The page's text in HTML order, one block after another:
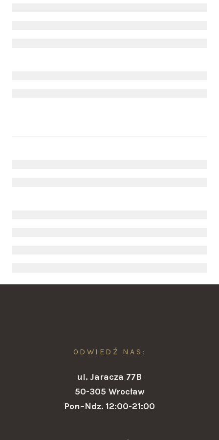
ODWIEDŹ NAS:
ul. Jaracza 77B
50-305 Wrocław
Pon–Ndz. 12:00-21:00